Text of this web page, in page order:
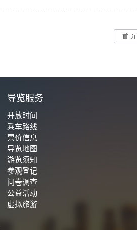
首 页
导览服务
开放时间
乘车路线
票价信息
导览地图
游览须知
参观登记
问卷调查
公益活动
虚拟旅游